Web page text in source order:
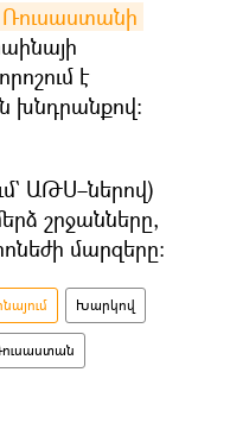
Ռուսաստանի
է
խնդրանքով։
ԱԹՍ–ներով)
շրջանները,
մարզերը։
Խարկով